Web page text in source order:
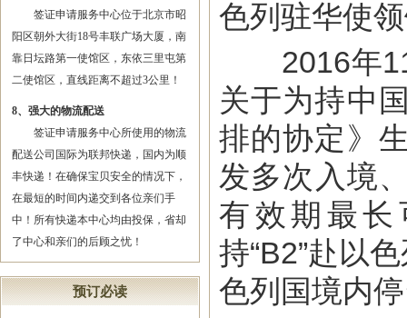
签证申请服务中心位于北京市昭
阳区朝外大街18号丰联广场大厦，南
靠日坛路第一使馆区，东依三里屯第
二使馆区，直线距离不超过3公里！
8、强大的物流配送
签证申请服务中心所使用的物流
配送公司国际为联邦快递，国内为顺
丰快递！在确保宝贝安全的情况下，
在最短的时间内递交到各位亲们手
中！所有快递本中心均由投保，省却
了中心和亲们的后顾之忧！
预订必读
色列驻华使
2016年11
关于为持中
排的协定》
发多次入境
有效期最
持“B2”赴以
色列国境内